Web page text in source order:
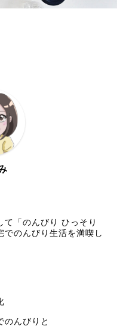
て「のんびり ひっそり
でのんびり生活を満喫し
んびりと